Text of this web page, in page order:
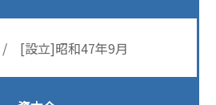
[設立]昭和47年9月